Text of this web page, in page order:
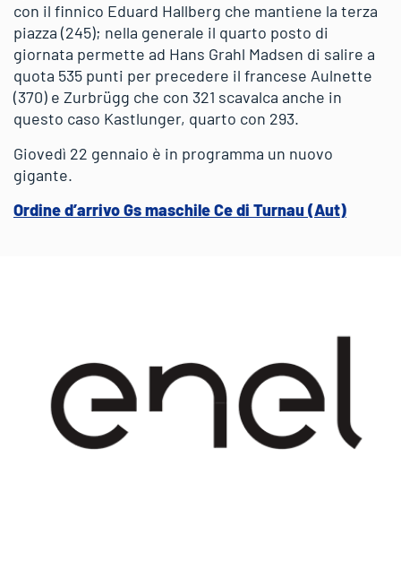
con il finnico Eduard Hallberg che mantiene la terza
piazza (245); nella generale il quarto posto di
giornata permette ad Hans Grahl Madsen di salire a
quota 535 punti per precedere il francese Aulnette
(370) e Zurbrügg che con 321 scavalca anche in
questo caso Kastlunger, quarto con 293.
Giovedì 22 gennaio è in programma un nuovo
gigante.
Ordine d’arrivo Gs maschile Ce di Turnau (Aut)